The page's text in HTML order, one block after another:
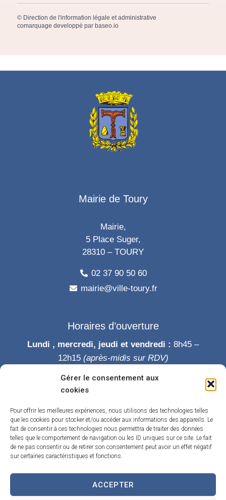
Gérer le consentement aux
cookies
Pour offrir les meilleures expériences, nous utilisons des technologies telles
que les cookies pour stocker et/ou accéder aux informations des appareils. Le
fait de consentir à ces technologies nous permettra de traiter des données
telles que le comportement de navigation ou les ID uniques sur ce site. Le fait
de ne pas consentir ou de retirer son consentement peut avoir un effet négatif
sur certaines caractéristiques et fonctions.
ACCEPTER
© Direction de l'information légale et administrative
comarquage developpé par baseo.io
Mairie de Toury
Mairie,
5 Place Suger,
28310 – TOURY
02 37 90 50 60
mairie@ville-toury.fr
Horaires d’ouverture
Lundi , mercredi, jeudi et vendredi : 8h45 –
12h15 (après-midis sur RDV)
Accessibilité Contact